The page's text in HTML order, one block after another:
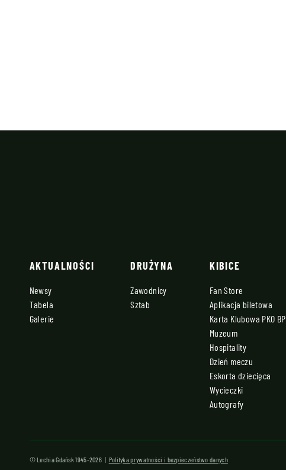
AKTUALNOŚCI
Newsy
Tabela
Galerie
DRUŻYNA
Zawodnicy
Sztab
KIBICE
Fan Store
Aplikacja biletowa
Karta Klubowa PKO BP
Muzeum
Hospitality
Dzień meczu
Eskorta dziecięca
Wycieczki
Autografy
© Lechia Gdańsk 1945-2026 | Polityka prywatności i bezpieczeństwo danych